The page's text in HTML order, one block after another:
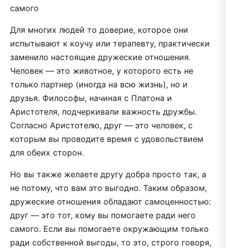
самого
Для многих людей то доверие, которое они
испытывают к коучу или терапевту, практически
заменило настоящие дружеские отношения.
Человек — это животное, у которого есть не
только партнер (иногда на всю жизнь), но и
друзья. Философы, начиная с Платона и
Аристотеля, подчеркивали важность дружбы.
Согласно Аристотелю, друг — это человек, с
которым вы проводите время с удовольствием
для обеих сторон.
Но вы также желаете другу добра просто так, а
не потому, что вам это выгодно. Таким образом,
дружеские отношения обладают самоценностью:
друг — это тот, кому вы помогаете ради него
самого. Если вы помогаете окружающим только
ради собственной выгоды, то это, строго говоря,